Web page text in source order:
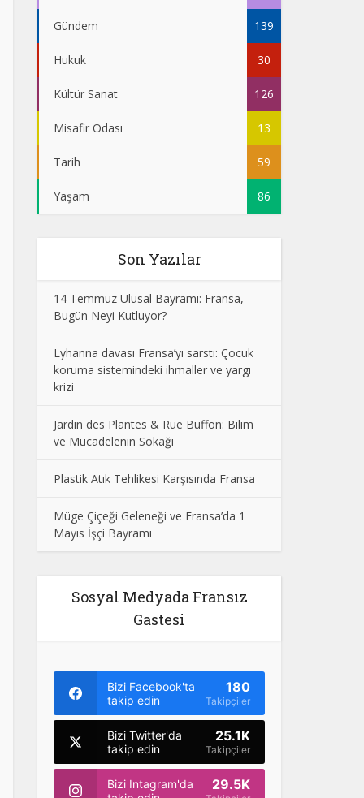
Gündem 139
Hukuk 30
Kültür Sanat 126
Misafir Odası 13
Tarih 59
Yaşam 86
Son Yazılar
14 Temmuz Ulusal Bayramı: Fransa,
Bugün Neyi Kutluyor?
Lyhanna davası Fransa’yı sarstı: Çocuk
koruma sistemindeki ihmaller ve yargı
krizi
Jardin des Plantes & Rue Buffon: Bilim
ve Mücadelenin Sokağı
Plastik Atık Tehlikesi Karşısında Fransa
Müge Çiçeği Geleneği ve Fransa’da 1
Mayıs İşçi Bayramı
Sosyal Medyada Fransız
Gastesi
Bizi Facebook'ta
takip edin
180
Takipçiler
Bizi Twitter'da
takip edin
25.1K
Takipçiler
Bizi Intagram'da
29.5K